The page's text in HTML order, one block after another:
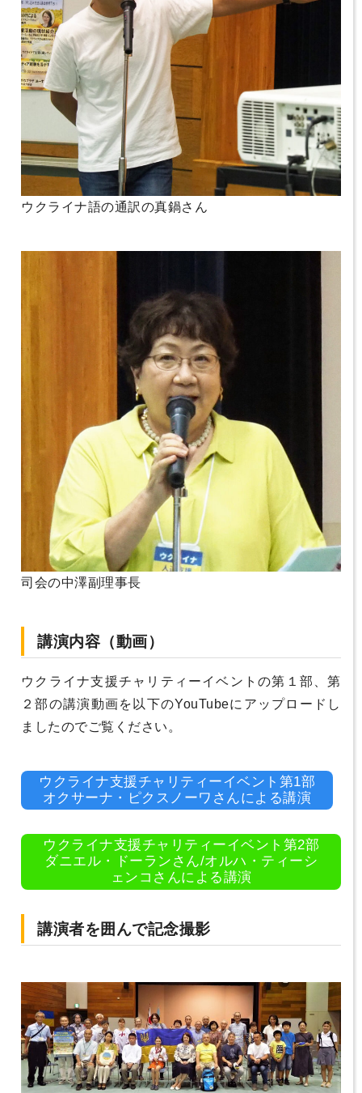
ウクライナ語の通訳の真鍋さん
司会の中澤副理事長
講演内容（動画）
ウクライナ支援チャリティーイベントの第１部、第
２部の講演動画を以下のYouTubeにアップロードし
ましたのでご覧ください。
ウクライナ支援チャリティーイベント第1部
オクサーナ・ピクスノーワさんによる講演
ウクライナ支援チャリティーイベント第2部
ダニエル・ドーランさん/オルハ・ティーシ
ェンコさんによる講演
講演者を囲んで記念撮影